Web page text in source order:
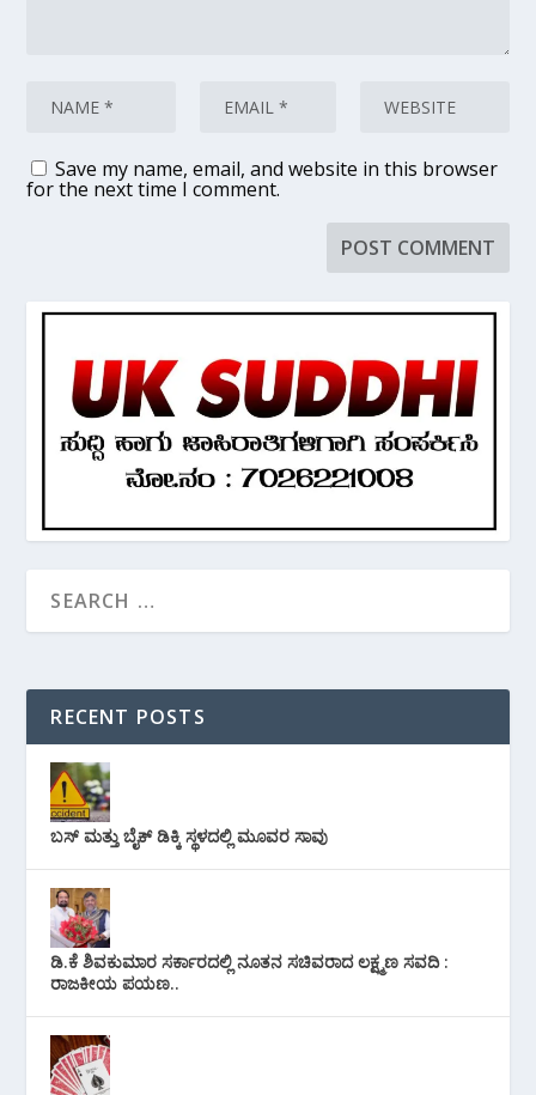
Save my name, email, and website in this browser
for the next time I comment.
RECENT POSTS
ಬಸ್ ಮತ್ತು ಬೈಕ್ ಡಿಕ್ಕಿ ಸ್ಥಳದಲ್ಲಿ ಮೂವರ ಸಾವು
ಡಿ.ಕೆ ಶಿವಕುಮಾರ ಸರ್ಕಾರದಲ್ಲಿ ನೂತನ ಸಚಿವರಾದ ಲಕ್ಷ್ಮಣ ಸವದಿ :
ರಾಜಕೀಯ ಪಯಣ..